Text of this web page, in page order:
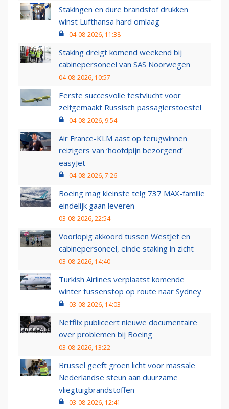
Stakingen en dure brandstof drukken
winst Lufthansa hard omlaag
04-08-2026, 11:38
Staking dreigt komend weekend bij
cabinepersoneel van SAS Noorwegen
04-08-2026, 10:57
Eerste succesvolle testvlucht voor
zelfgemaakt Russisch passagierstoestel
04-08-2026, 9:54
Air France-KLM aast op terugwinnen
reizigers van ‘hoofdpijn bezorgend’
easyJet
04-08-2026, 7:26
Boeing mag kleinste telg 737 MAX-familie
eindelijk gaan leveren
03-08-2026, 22:54
Voorlopig akkoord tussen WestJet en
cabinepersoneel, einde staking in zicht
03-08-2026, 14:40
Turkish Airlines verplaatst komende
winter tussenstop op route naar Sydney
03-08-2026, 14:03
Netflix publiceert nieuwe documentaire
over problemen bij Boeing
03-08-2026, 13:22
Brussel geeft groen licht voor massale
Nederlandse steun aan duurzame
vliegtuigbrandstoffen
03-08-2026, 12:41